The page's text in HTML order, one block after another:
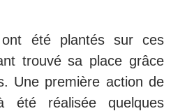
été plantés sur ces
trouvé sa place grâce
Une première action de
été réalisée quelques